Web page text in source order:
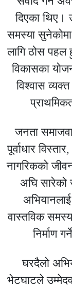
दिएका थिए।
समस्या सुनेकोमा
लागि ठोस पहल
विकासका
विश्वास
जनता
पूर्वाधार
नागरिकको
अघि सारेको
वास्तविक
निर्माण
घरदैलो
भेटघाटले